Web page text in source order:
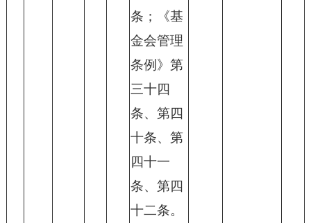
条；《基
金会管理
条例》第
三十四
条、第四
十条、第
四十一
条、第四
十二条。